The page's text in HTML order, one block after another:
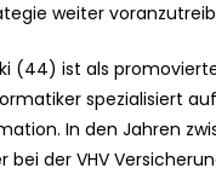
weiter
(44) ist als
spezialisiert
In den Jahren
bei der VHV